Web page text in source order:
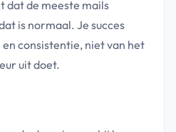
dat de meeste mails
is normaal. Je succes
consistentie, niet van het
uit doet.